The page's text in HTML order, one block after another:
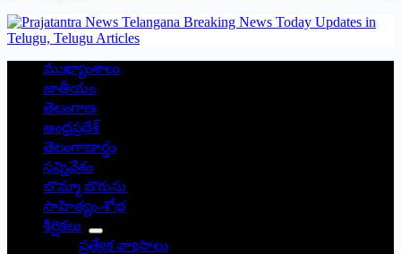
ముఖ్యాంశాలు
జాతీయం
తెలంగాణ
ఆంధ్రప్రదేశ్
తెలంగాణార్థం
సన్నివేశం
బొమ్మా బొరుసు
సాహిత్యం-శోభ
శీర్షికలు
ప్రత్యేక వ్యాసాలు